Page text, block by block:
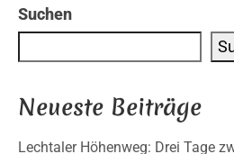
Suchen
Neueste Beiträge
Lechtaler Höhenweg: Drei Tage